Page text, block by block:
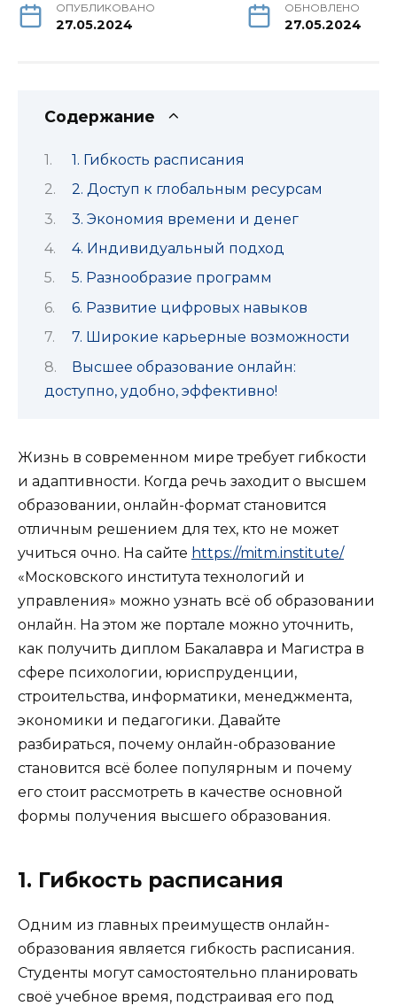
ОПУБЛИКОВАНО
27.05.2024
ОБНОВЛЕНО
27.05.2024
Содержание
1. Гибкость расписания
2. Доступ к глобальным ресурсам
3. Экономия времени и денег
4. Индивидуальный подход
5. Разнообразие программ
6. Развитие цифровых навыков
7. Широкие карьерные возможности
Высшее образование онлайн:
доступно, удобно, эффективно!
Жизнь в современном мире требует гибкости
и адаптивности. Когда речь заходит о высшем
образовании, онлайн-формат становится
отличным решением для тех, кто не может
учиться очно. На сайте https://mitm.institute/
«Московского института технологий и
управления» можно узнать всё об образовании
онлайн. На этом же портале можно уточнить,
как получить диплом Бакалавра и Магистра в
сфере психологии, юриспруденции,
строительства, информатики, менеджмента,
экономики и педагогики. Давайте
разбираться, почему онлайн-образование
становится всё более популярным и почему
его стоит рассмотреть в качестве основной
формы получения высшего образования.
1. Гибкость расписания
Одним из главных преимуществ онлайн-
образования является гибкость расписания.
Студенты могут самостоятельно планировать
своё учебное время, подстраивая его под